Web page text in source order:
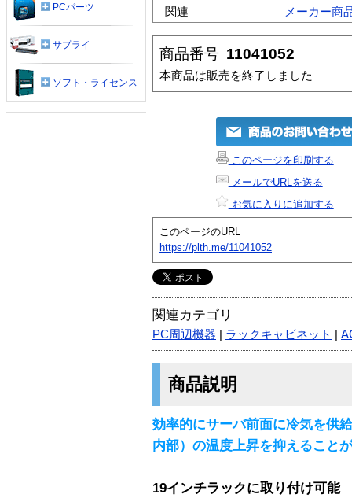
関連
メーカー商
商品番号 11041052
本商品は販売を終了しました
このページを印刷する
メールでURLを送る
お気に入りに追加する
このページのURL
https://plth.me/11041052
関連カテゴリ
PC周辺機器 ラックキャビネット
商品説明
効率的にサーバ前面に冷気を供
内部）の温度上昇を抑えること
19インチラックに取り付け可能
PCパーツ
サプライ
ソフト・ライセンス